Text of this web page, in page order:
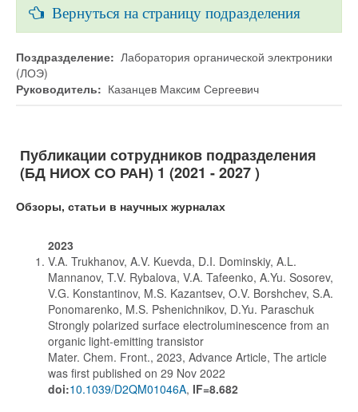
Вернуться на страницу подразделения
Поздразделение: Лаборатория органической электроники
(ЛОЭ)
Руководитель: Казанцев Максим Сергеевич
Публикации сотрудников подразделения
(БД НИОХ СО РАН) 1 (2021 - 2027 )
Обзоры, статьи в научных журналах
2023
V.A. Trukhanov, A.V. Kuevda, D.I. Dominskiy, A.L.
Mannanov, T.V. Rybalova, V.A. Tafeenko, A.Yu. Sosorev,
V.G. Konstantinov, M.S. Kazantsev, O.V. Borshchev, S.A.
Ponomarenko, M.S. Pshenichnikov, D.Yu. Paraschuk
Strongly polarized surface electroluminescence from an
organic light-emitting transistor
Mater. Chem. Front., 2023, Advance Article, The article
was first published on 29 Nov 2022
doi:10.1039/D2QM01046A, IF=8.682